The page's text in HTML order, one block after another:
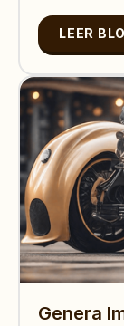
LEER
Genera